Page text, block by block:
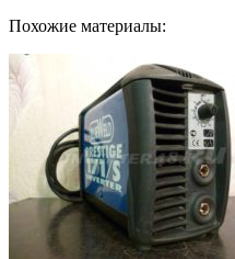
Похожие материалы: